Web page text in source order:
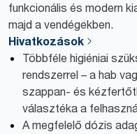
funkcionális és modern
majd a vendégekben.
Hivatkozások
Többféle higiéniai
rendszerrel – a hab
szappan- és
választéka a
A megfelelő dózis